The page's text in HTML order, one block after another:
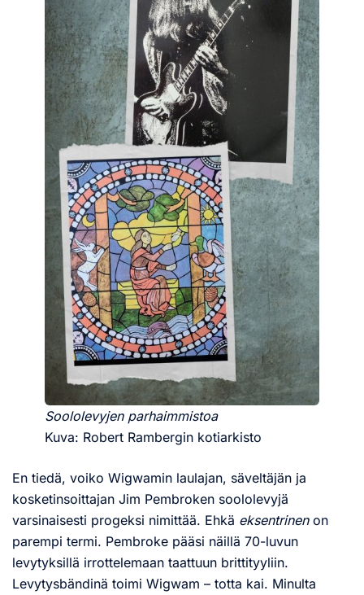
Soololevyjen parhaimmistoa
Kuva: Robert Rambergin kotiarkisto
En tiedä, voiko Wigwamin laulajan, säveltäjän ja
kosketinsoittajan Jim Pembroken soololevyjä
varsinaisesti progeksi nimittää. Ehkä eksentrinenon
parempi termi. Pembroke pääsi näillä 70-luvun
levytyksillä irrottelemaan taattuun brittityyliin.
Levytysbändinä toimi Wigwam – totta kai. Minulta